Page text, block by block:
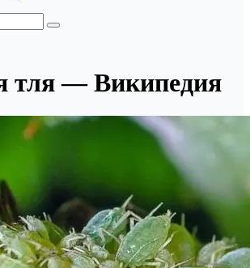
тля — Википедия